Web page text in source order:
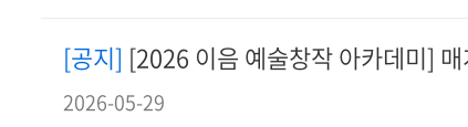
[공지] [2026 이음 예술창작 아카데미]
2026-05-29